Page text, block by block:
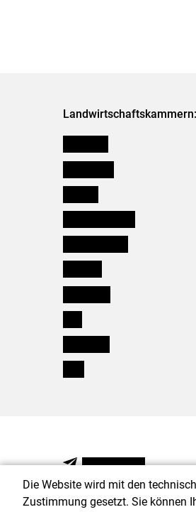
Landwirtschaftskammern:
NEWSLETTER
Die Website wird mit den
Zustimmung gesetzt. Sie können